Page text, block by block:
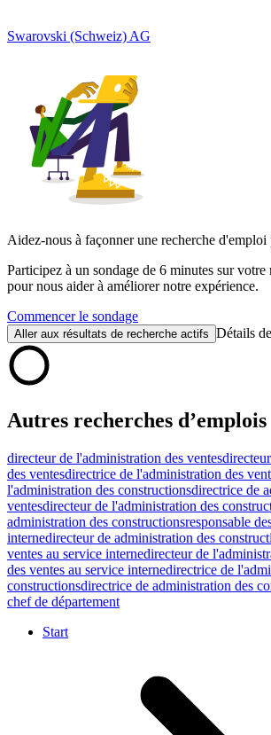
Swarovski (Schweiz) AG
Aidez-nous à façonner une recherche
Participez à un sondage de 6 minutes sur votre
pour nous aider à améliorer notre expérience.
Commencer le sondage
Aller aux résultats de recherche actifs Détails
Autres recherches d’emplois
directeur de l'administration des ventes
des ventesdirectrice de l'administration des
l'administration des constructionsdirectrice de
ventesdirecteur de l'administration des
administration des constructionsresponsable
internedirecteur de administration des
ventes au service internedirecteur de
des ventes au service internedirectrice de
constructionsdirectrice de administration des
chef de département
Start